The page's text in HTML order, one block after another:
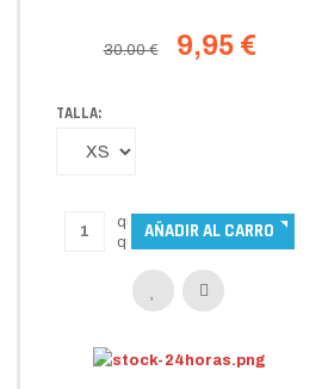
30.00 € 9,95 €
TALLA: